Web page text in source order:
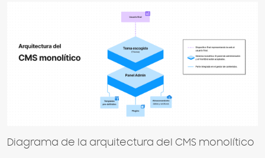
Diagrama de la arquitectura del CMS monolítico